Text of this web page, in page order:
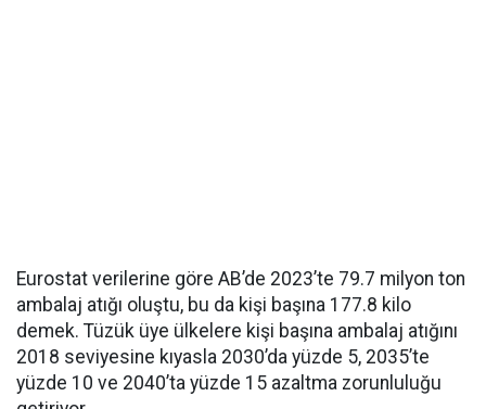
Eurostat verilerine göre AB’de 2023’te 79.7 milyon ton
ambalaj atığı oluştu, bu da kişi başına 177.8 kilo
demek. Tüzük üye ülkelere kişi başına ambalaj atığını
2018 seviyesine kıyasla 2030’da yüzde 5, 2035’te
yüzde 10 ve 2040’ta yüzde 15 azaltma zorunluluğu